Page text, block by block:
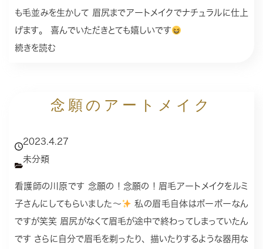
も毛並みを生かして 眉尻までアートメイクでナチュラルに仕上
げます。 喜んでいただきとても嬉しいです
続きを読む
念願のアートメイク
2023.4.27
未分類
看護師の川原です 念願の！念願の！眉毛アートメイクをルミ
子さんにしてもらいました〜
私の眉毛自体はボーボーなん
ですが笑笑 眉尻がなくて眉毛が途中で終わってしまっていたん
です さらに自分で眉毛を剃ったり、描いたりするような器用な